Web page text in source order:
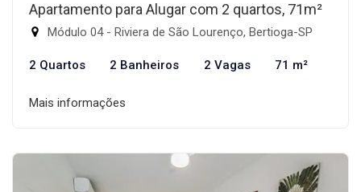
Apartamento para Alugar com 2 quartos, 71m²
Módulo 04 - Riviera de São Lourenço, Bertioga-SP
2 Quartos 2 Banheiros 2 Vagas 71 m²
Mais informações